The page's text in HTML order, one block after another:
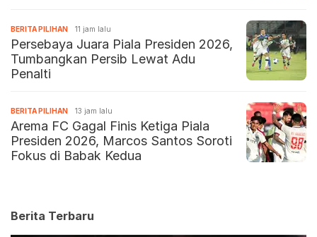
BERITA PILIHAN 11 jam lalu
Persebaya Juara Piala Presiden 2026,
Tumbangkan Persib Lewat Adu
Penalti
BERITA PILIHAN 13 jam lalu
Arema FC Gagal Finis Ketiga Piala
Presiden 2026, Marcos Santos Soroti
Fokus di Babak Kedua
Berita Terbaru